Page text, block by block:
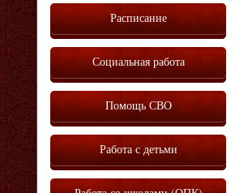
Расписание
Социальная работа
Помощь СВО
Работа с детьми